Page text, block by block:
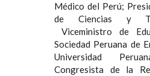
Médico del Perú;
de Ciencias y
Viceministro de
Sociedad Peruana de
Universidad
Congresista de la